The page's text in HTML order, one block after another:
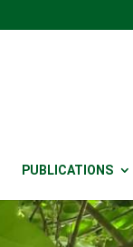
PUBLICATIONS